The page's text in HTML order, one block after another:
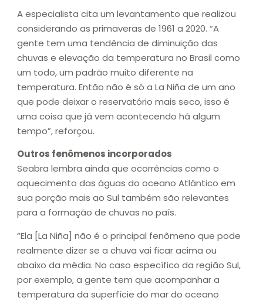
A especialista cita um levantamento que realizou
considerando as primaveras de 1961 a 2020. “A
gente tem uma tendência de diminuição das
chuvas e elevação da temperatura no Brasil como
um todo, um padrão muito diferente na
temperatura. Então não é só a La Niña de um ano
que pode deixar o reservatório mais seco, isso é
uma coisa que já vem acontecendo há algum
tempo”, reforçou.
Outros fenômenos incorporados
Seabra lembra ainda que ocorrências como o
aquecimento das águas do oceano Atlântico em
sua porção mais ao Sul também são relevantes
para a formação de chuvas no país.
“Ela [La Niña] não é o principal fenômeno que pode
realmente dizer se a chuva vai ficar acima ou
abaixo da média. No caso específico da região Sul,
por exemplo, a gente tem que acompanhar a
temperatura da superfície do mar do oceano